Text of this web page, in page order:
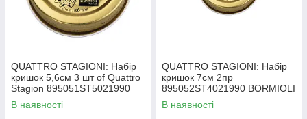
QUATTRO STAGIONI: Набір
кришок 5,6см 3 шт of Quattro
Stagion 895051ST5021990
BORMIOLI ROCCO
В наявності
QUATTRO STAGIONI: Набір
кришок 7см 2пр
895052ST4021990 BORMIOLI
ROCCO
В наявності